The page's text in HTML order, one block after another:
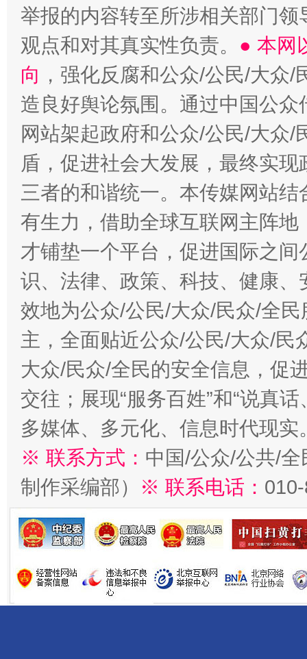
举报的内容转至所涉相关部门
观点和对其真实性负责。 ● 本网
向 ，强化反腐和公众/公民/大众
造良好舆论氛围。通过中国公
网站架起政府和公众/公民/大众
盾，促进社会大发展，最终实
三者的和谐统一。本传媒网站
有生力，借助全球互联网主阵
才铺垫一个平台，促进国际之
识、法律、政策、科技、健康
效地为公众/公民/大众/民众/全
主，全面贴近公众/公民/大众/民
大众/民众/全民的安全信息，促
交往；展现“服务百姓”和“说真
多媒体、多元化、信息时代现实
※ 联系方式： 中国/公众/公共/
制作采编部）
※ 联系电话：